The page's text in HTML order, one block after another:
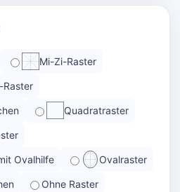
Mi-Zi-Raster
Raster
Quadratraster
Ovalhilfe Ovalraster
Ohne Raster